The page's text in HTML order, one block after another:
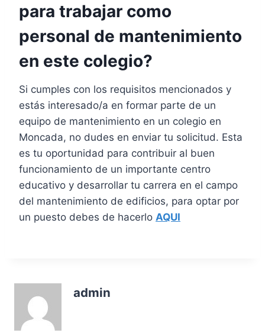
para trabajar como
personal de mantenimiento
en este colegio?
Si cumples con los requisitos mencionados y
estás interesado/a en formar parte de un
equipo de mantenimiento en un colegio en
Moncada, no dudes en enviar tu solicitud. Esta
es tu oportunidad para contribuir al buen
funcionamiento de un importante centro
educativo y desarrollar tu carrera en el campo
del mantenimiento de edificios, para optar por
un puesto debes de hacerlo AQUI
admin